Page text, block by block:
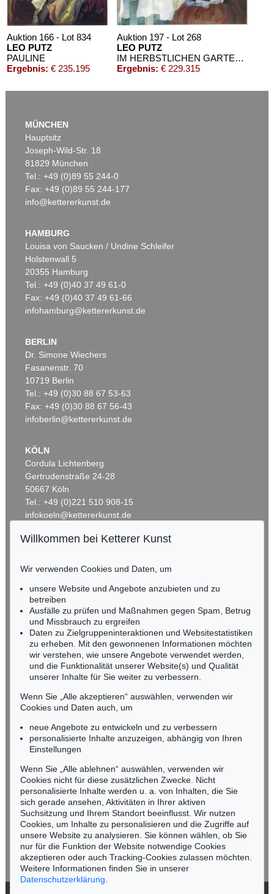
Auktion 166 - Lot 834
LEO PUTZ
PAULINE
Ergebnis: € 235.195
Auktion 197 - Lot 268
LEO PUTZ
IM HERBSTLICHEN GARTENFRAU PUTZ
Ergebnis: € 229.315
Auktion 172 - Lot 1041
Ergebnis:€ 188.155
LEO PUTZ
Ein Sommertag, 1925
Ergebnis:€ 187.500
Auktion 380 - Lot 2
Spiegelbild
, 1908
Ergebnis:€ 97.600
Auktion 269 - Lot 22
Auf dem Kahn
Ergebnis:€ 94.300
Auktion 345 - Lot 120
LEO PUTZ
Porträt Veronika Kirmair im Schleissheimer Garten, 1903
Ergebnis:€ 84.000
Auktion 406 - Lot 18
LEO PUTZ
In der Badewanne II , 1911
Ergebnis:€ 79.300
Auktion 360 - Lot 104
MÜNCHEN
Hauptsitz
Joseph-Wild-Str. 18
81829 München
Tel.: +49 (0)89 55 244-0
Fax: +49 (0)89 55 244-177
info@kettererkunst.de
HAMBURG
Louisa von Saucken / Undine Schleifer
Holstenwall 5
20355 Hamburg
Tel.: +49 (0)40 37 49 61-0
Fax: +49 (0)40 37 49 61-66
infohamburg@kettererkunst.de
BERLIN
Dr. Simone Wiechers
Fasanenstr. 70
10719 Berlin
Tel.: +49 (0)30 88 67 53-63
Fax: +49 (0)30 88 67 56-43
infoberlin@kettererkunst.de
KÖLN
Cordula Lichtenberg
Gertrudenstraße 24-28
50667 Köln
Tel.: +49 (0)221 510 908-15
infokoeln@kettererkunst.de
BADEN-WÜRTTEMBERG
RHEINLAND-PFALZ
Miriam Heß
Tel.: +49 (0)62 21 58 80-038
Fax: +49 (0)62 21 58 80-595
infoheidelberg@kettererkunst.de
NORDDEUTSCHLAND
Nico Kassel, M.A.
Tel.: +49 (0)89 55244-164
Mobil: +49 (0)171 8618661
n.kassel@kettererkunst.de
Keine Auktion mehr verpassen!
Wir informieren Sie rechtzeitig.
Jetzt zum Newsletter anmelden >
Willkommen bei Ketterer Kunst
Wir verwenden Cookies und Daten, um
unsere Website und Angebote anzubieten und zu
betreiben
Ausfälle zu prüfen und Maßnahmen gegen Spam, Betrug
und Missbrauch zu ergreifen
Daten zu Zielgruppeninteraktionen und Websitestatistiken
zu erheben. Mit den gewonnenen Informationen möchten
wir verstehen, wie unsere Angebote verwendet werden,
und die Funktionalität unserer Website(s) und Qualität
unserer Inhalte für Sie weiter zu verbessern.
Wenn Sie „Alle akzeptieren“ auswählen, verwenden wir
Cookies und Daten auch, um
neue Angebote zu entwickeln und zu verbessern
personalisierte Inhalte anzuzeigen, abhängig von Ihren
Einstellungen
Wenn Sie „Alle ablehnen“ auswählen, verwenden wir
Cookies nicht für diese zusätzlichen Zwecke. Nicht
personalisierte Inhalte werden u. a. von Inhalten, die Sie
sich gerade ansehen, Aktivitäten in Ihrer aktiven
Suchsitzung und Ihrem Standort beeinflusst. Wir nutzen
Cookies, um Inhalte zu personalisieren und die Zugriffe auf
unsere Website zu analysieren. Sie können wählen, ob Sie
nur für die Funktion der Website notwendige Cookies
akzeptieren oder auch Tracking-Cookies zulassen möchten.
Weitere Informationen finden Sie in unserer
Datenschutzerklärung